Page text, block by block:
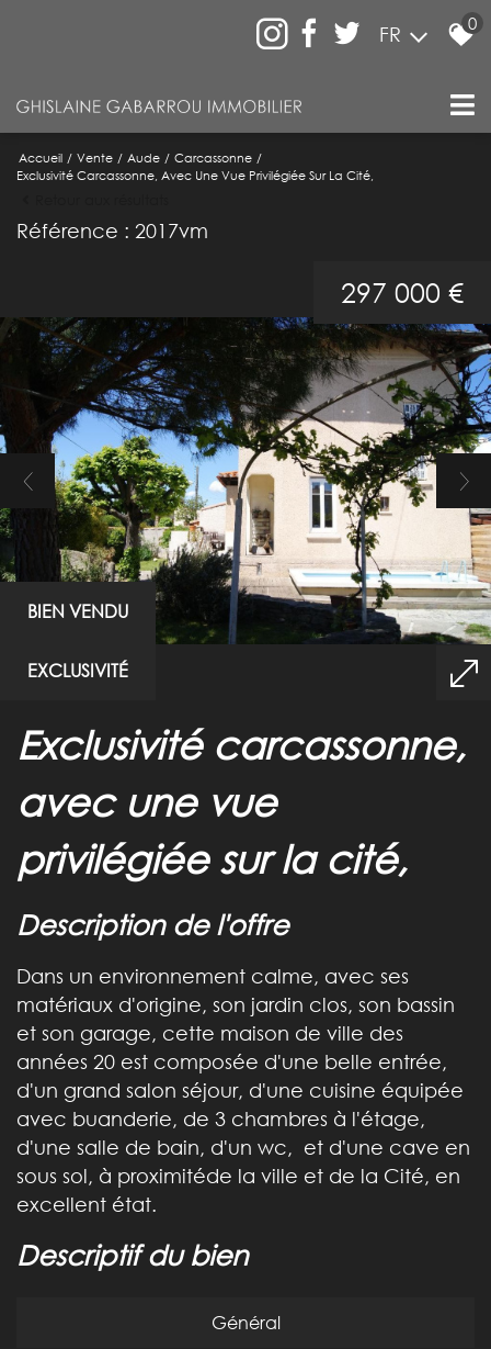
FR 0
Accueil Vente Aude
Carcassonne
Exclusivité Carcassonne, Avec Une Vue Privilégiée Sur La Cité,
Référence : 2017vm
BIEN VENDU
EXCLUSIVITÉ
297 000 €
exclusivité carcassonne,
avec une vue
privilégiée sur la cité,
description de l'offre
Dans un environnement calme, avec ses
matériaux d'origine, son jardin clos, son bassin
et son garage, cette maison de ville des
années 20 est composée d'une belle entrée,
d'un grand salon séjour, d'une cuisine équipée
avec buanderie, de 3 chambres à l'étage,
d'une salle de bain, d'un wc, et d'une cave en
sous sol, à proximitéde la ville et de la Cité, en
excellent état.
descriptif du bien
Général